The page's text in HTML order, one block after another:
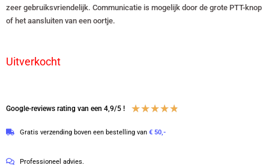
zeer gebruiksvriendelijk. Communicatie is mogelijk door de grote PTT-knop
of het aansluiten van een oortje.
Uitverkocht
Google-reviews rating van een 4,9/5 ! ★★★★★
Gratis verzending boven een bestelling van € 50,-
Professioneel advies.